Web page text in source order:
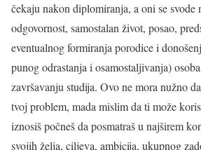
čekaju nakon diplomiranja, a oni se svode
odgovornost, samostalan život, posao,
eventualnog formiranja porodice i
punog odrastanja i osamostaljivanja)
završavanju studija. Ovo ne mora nužno
tvoj problem, mada mislim da ti može
iznosiš počneš da posmatraš u najširem
svojih želja, ciljeva, ambicija, ukupnog